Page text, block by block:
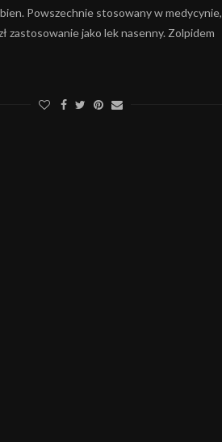
Powszechnie stosowany w medycynie,
zastosowanie jako lek nasenny. Zolpidem